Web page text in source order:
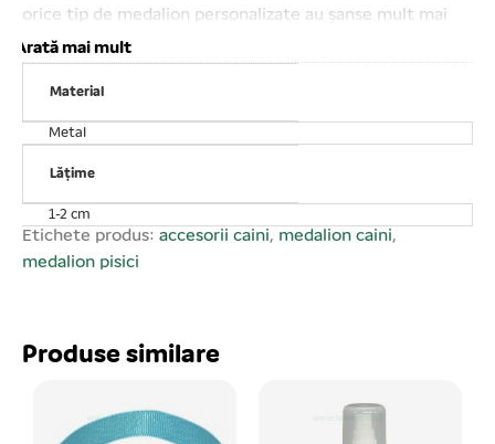
orice tip de medalion personalizate au șanse mult mai
mari să se întoarcă acasă. Se montează pe zgarda
câinelui. Confecționată din metal. Inel de prindere inclus.
Design foarte plăcut. Mărimi: 3×2 cm.
Arată mai mult
Material
Metal
Lățime
1-2 cm
Etichete produs: accesorii caini, medalion caini,
medalion pisici
Produse similare